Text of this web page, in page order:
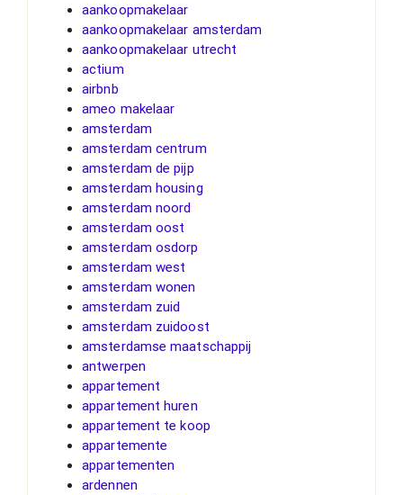
aankoopmakelaar
aankoopmakelaar amsterdam
aankoopmakelaar utrecht
actium
airbnb
ameo makelaar
amsterdam
amsterdam centrum
amsterdam de pijp
amsterdam housing
amsterdam noord
amsterdam oost
amsterdam osdorp
amsterdam west
amsterdam wonen
amsterdam zuid
amsterdam zuidoost
amsterdamse maatschappij
antwerpen
appartement
appartement huren
appartement te koop
appartemente
appartementen
ardennen